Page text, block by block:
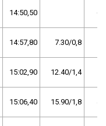
14:50,50 66
14:57,80 7.30/0,8
15:02,90 12.40/1,4
15:06,40 15.90/1,8 42